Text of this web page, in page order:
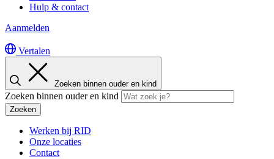
Hulp & contact
Aanmelden
Vertalen
Zoeken binnen ouder en kind
Zoeken binnen ouder en kind
Zoeken
Werken bij RID
Onze locaties
Contact